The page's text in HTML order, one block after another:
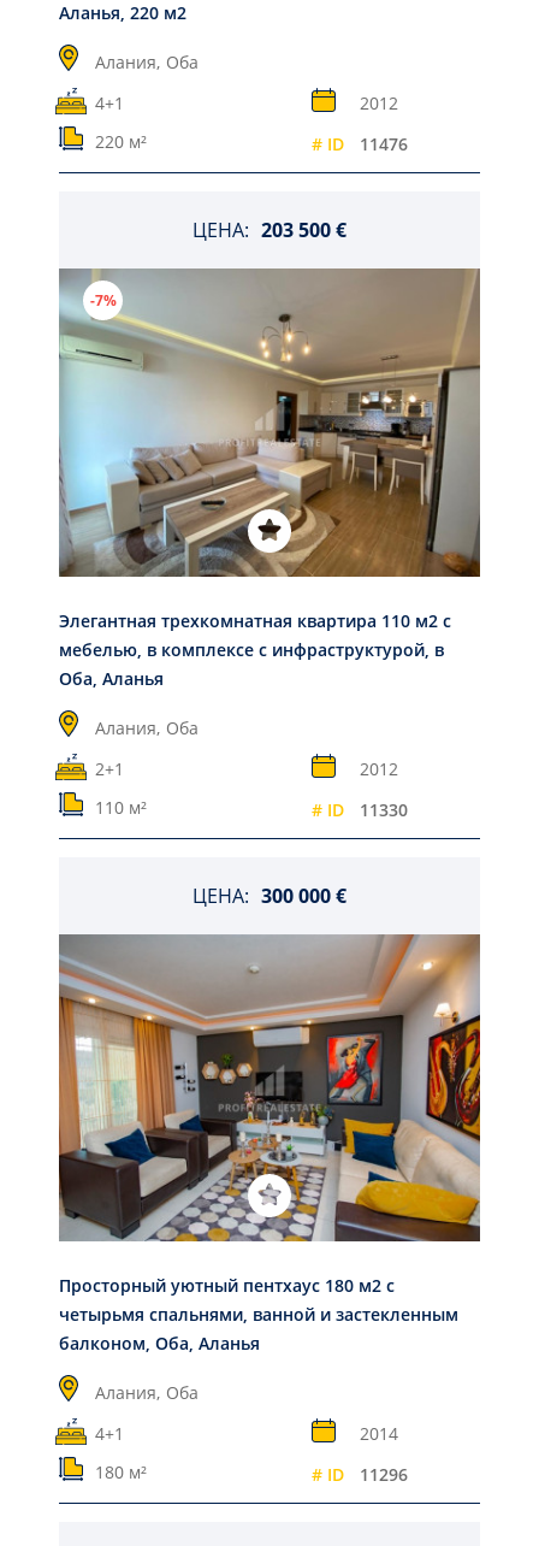
Аланья, 220 м2
Алания, Оба
4+1
2012
220 м²
# ID 11476
ЦЕНА: 203 500 €
-7%
Элегантная трехкомнатная квартира 110 м2 с
мебелью, в комплексе с инфраструктурой, в
Оба, Аланья
Алания, Оба
2+1
2012
110 м²
# ID 11330
ЦЕНА: 300 000 €
Просторный уютный пентхаус 180 м2 с
четырьмя спальнями, ванной и застекленным
балконом, Оба, Аланья
Алания, Оба
4+1
2014
180 м²
# ID 11296